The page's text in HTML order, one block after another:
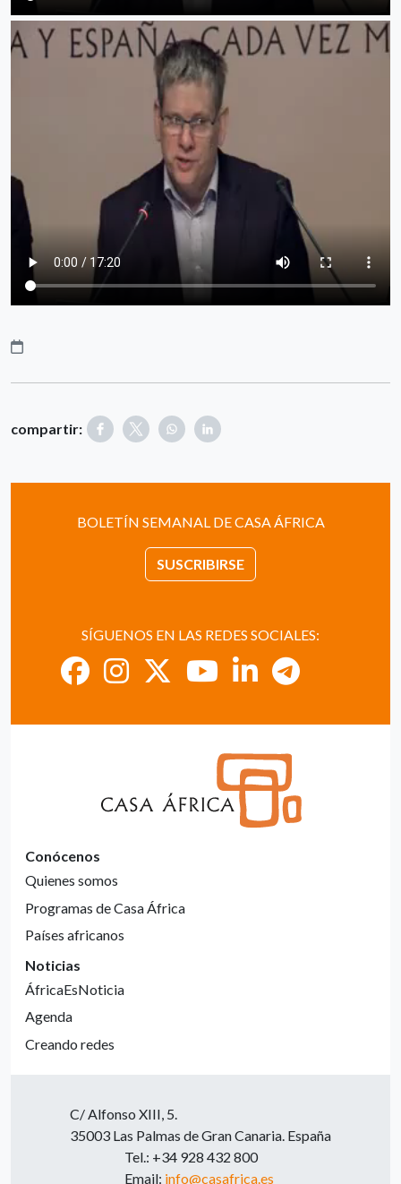
compartir:
BOLETÍN SEMANAL DE CASA ÁFRICA
SUSCRIBIRSE
SÍGUENOS EN LAS REDES SOCIALES:
Conócenos
Quienes somos
Programas de Casa África
Países africanos
Noticias
ÁfricaEsNoticia
Agenda
Creando redes
C/ Alfonso XIII, 5.
35003 Las Palmas de Gran Canaria. España
Tel.: +34 928 432 800
Email: info@casafrica.es